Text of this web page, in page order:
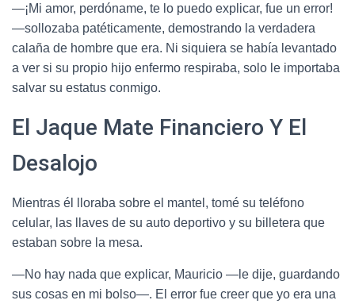
—¡Mi amor, perdóname, te lo puedo explicar, fue un error!
—sollozaba patéticamente, demostrando la verdadera
calaña de hombre que era. Ni siquiera se había levantado
a ver si su propio hijo enfermo respiraba, solo le importaba
salvar su estatus conmigo.
El Jaque Mate Financiero Y El
Desalojo
Mientras él lloraba sobre el mantel, tomé su teléfono
celular, las llaves de su auto deportivo y su billetera que
estaban sobre la mesa.
—No hay nada que explicar, Mauricio —le dije, guardando
sus cosas en mi bolso—. El error fue creer que yo era una